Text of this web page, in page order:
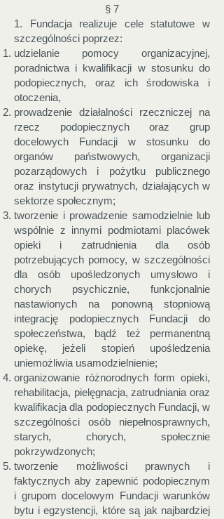
§ 7
1. Fundacja realizuje cele statutowe w
szczególności poprzez:
udzielanie pomocy organizacyjnej,
poradnictwa i kwalifikacji w stosunku do
podopiecznych, oraz ich środowiska i
otoczenia,
prowadzenie działalności rzeczniczej na
rzecz podopiecznych oraz grup
docelowych Fundacji w stosunku do
organów państwowych, organizacji
pozarządowych i pożytku publicznego
oraz instytucji prywatnych, działających w
sektorze społecznym;
tworzenie i prowadzenie samodzielnie lub
wspólnie z innymi podmiotami placówek
opieki i zatrudnienia dla osób
potrzebujących pomocy, w szczególności
dla osób upośledzonych umysłowo i
chorych psychicznie, funkcjonalnie
nastawionych na ponowną stopniową
integrację podopiecznych Fundacji do
społeczeństwa, bądź też permanentną
opiekę, jeżeli stopień upośledzenia
uniemożliwia usamodzielnienie;
organizowanie różnorodnych form opieki,
rehabilitacja, pielęgnacja, zatrudniania oraz
kwalifikacja dla podopiecznych Fundacji, w
szczególności osób niepełnosprawnych,
starych, chorych, społecznie
pokrzywdzonych;
tworzenie możliwości prawnych i
faktycznych aby zapewnić podopiecznym
i grupom docelowym Fundacji warunków
bytu i egzystencji, które są jak najbardziej